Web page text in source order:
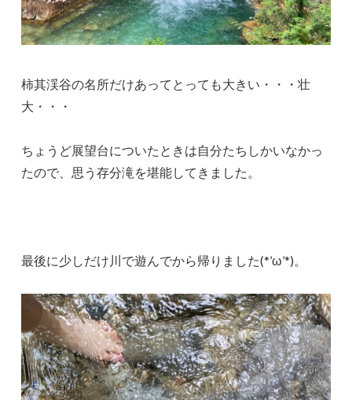
柿其渓谷の名所だけあってとっても大きい・・・壮
大・・・
ちょうど展望台についたときは自分たちしかいなかっ
たので、思う存分滝を堪能してきました。
最後に少しだけ川で遊んでから帰りました(*’ω’*)。